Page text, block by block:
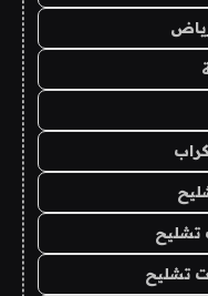
تشليح
تشليح